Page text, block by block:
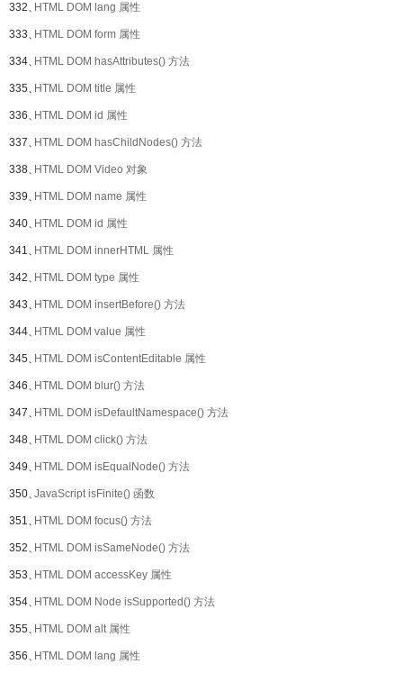
332、HTML DOM lang 属性
333、HTML DOM form 属性
334、HTML DOM hasAttributes() 方法
335、HTML DOM title 属性
336、HTML DOM id 属性
337、HTML DOM hasChildNodes() 方法
338、HTML DOM Video 对象
339、HTML DOM name 属性
340、HTML DOM id 属性
341、HTML DOM innerHTML 属性
342、HTML DOM type 属性
343、HTML DOM insertBefore() 方法
344、HTML DOM value 属性
345、HTML DOM isContentEditable 属性
346、HTML DOM blur() 方法
347、HTML DOM isDefaultNamespace() 方法
348、HTML DOM click() 方法
349、HTML DOM isEqualNode() 方法
350、JavaScript isFinite() 函数
351、HTML DOM focus() 方法
352、HTML DOM isSameNode() 方法
353、HTML DOM accessKey 属性
354、HTML DOM Node isSupported() 方法
355、HTML DOM alt 属性
356、HTML DOM lang 属性